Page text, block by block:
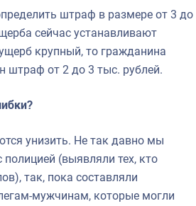
штраф в размере от 3 до
сейчас устанавливают
крупный, то гражданина
штраф от 2 до 3 тыс. рублей.
унизить. Не так давно мы
(выявляли тех, кто
так, пока составляли
мужчинам, которые могли